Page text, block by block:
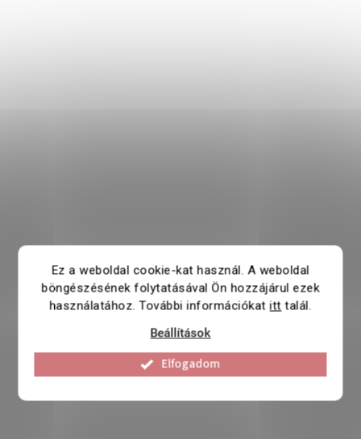
Ez a weboldal cookie-kat használ. A weboldal
böngészésének folytatásával Ön hozzájárul ezek
használatához. További információkatitt talál.
Beállítások
Elfogadom